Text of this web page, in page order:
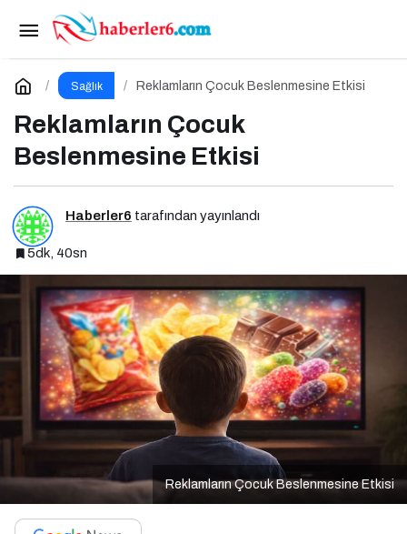
Sağlık Reklamların Çocuk Beslenmesine Etkisi
Reklamların Çocuk
Beslenmesine Etkisi
Haberler6 tarafından yayınlandı
5dk, 40sn
Reklamların Çocuk Beslenmesine Etkisi
Mikrobiyota İlaçları Nasıl Etkiler?
Yorum Yap